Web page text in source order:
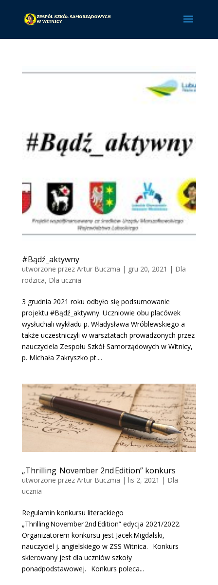
#Bądź_aktywny
utworzone przez Artur Buczma | gru 20, 2021 | Dla
rodzica, Dla ucznia
3 grudnia 2021 roku odbyło się podsumowanie
projektu #Bądź_aktywny. Uczniowie obu placówek
wysłuchali wykładu p. Władysława Wróblewskiego a
także uczestniczyli w warsztatach prowadzonych przez
nauczyciela Zespołu Szkół Samorządowych w Witnicy,
p. Michała Zakryszko pt....
„Thrilling November 2nd Edition” konkurs
utworzone przez Artur Buczma | lis 2, 2021 | Dla
ucznia
Regulamin konkursu literackiego
„Thrilling November 2nd Edition” edycja 2021/2022.
Organizatorem konkursu jest Jacek Migdalski,
nauczyciel j. angielskiego w ZSS Witnica. Konkurs
skierowany jest dla uczniów szkoły
ponadpodstawowej. Konkurs poleca...